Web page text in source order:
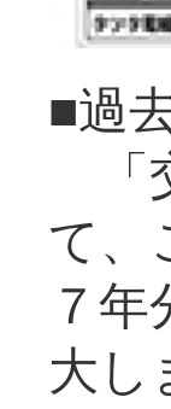
■過
「
て、
７
大